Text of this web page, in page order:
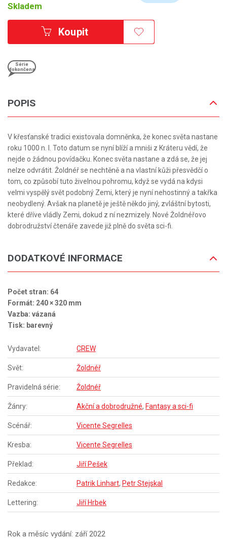
Skladem
Koupit
Série
dokončena
POPIS
V křesťanské tradici existovala domněnka, že konec světa nastane
roku 1000 n. l. Toto datum se nyní blíží a mniši z Kráteru vědí, že
nejde o žádnou povídačku. Konec světa nastane a zdá se, že jej
nelze odvrátit. Žoldnéř se nechtěně a na vlastní kůži přesvědčí o
tom, co způsobí tuto živelnou pohromu, když se vydá na kdysi
velmi vyspělý svět podobný Zemi, který je nyní nehostinný a takřka
neobydlený. Avšak na planetě je ještě někdo jiný, zvláštní bytosti,
které dříve vládly Zemi, dokud z ní nezmizely. Nové Žoldnéřovo
dobrodružství čtenáře zavede již plně do světa sci-fi.
DODATKOVÉ INFORMACE
Počet stran: 64
Formát: 240 × 320 mm
Vazba: vázaná
Tisk: barevný
Vydavatel: CREW
Svět: Žoldnéř
Pravidelná série: Žoldnéř
Žánry: Akční a dobrodružné, Fantasy a sci-fi
Scénář: Vicente Segrelles
Kresba: Vicente Segrelles
Překlad: Jiří Pešek
Redakce: Patrik Linhart, Petr Stejskal
Lettering: Jiří Hrbek
Rok a měsíc vydání: září 2022